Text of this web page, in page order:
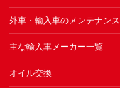
外車・輸入車のメンテナンス
主な輸入車メーカー一覧
オイル交換